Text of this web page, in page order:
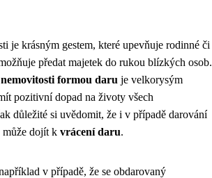
je krásným gestem, které upevňuje rodinné či
předat majetek do rukou blízkých osob.
formou daru je velkorysým
pozitivní dopad na životy všech
důležité si uvědomit, že i v případě darování
může dojít k vrácení daru.
v případě, že se obdarovaný